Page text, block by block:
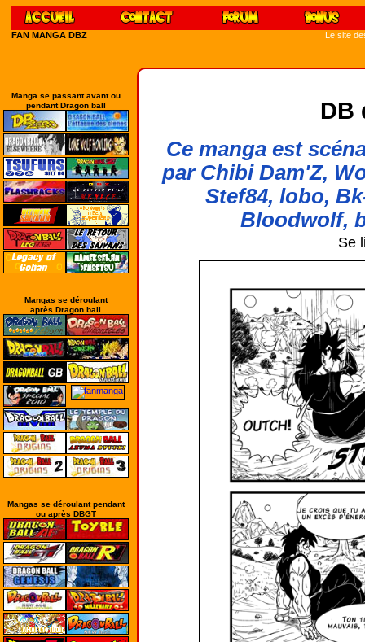
FAN MANGA DBZ Le site
Manga se passant avant ou
pendant Dragon ball
Mangas se déroulant
après Dragon ball
Mangas se déroulant pendant
ou après DBGT
DB
Ce manga est
par Chibi Dam'Z,
Stef84, lobo,
Bloodwolf,
Se